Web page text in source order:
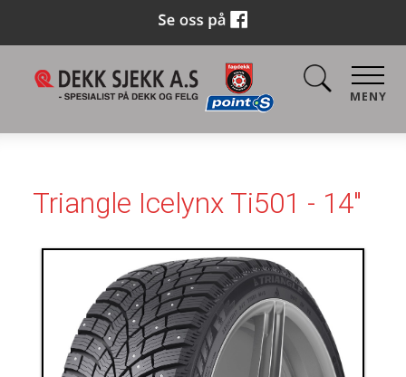
MENY
Triangle Icelynx Ti501 - 14"